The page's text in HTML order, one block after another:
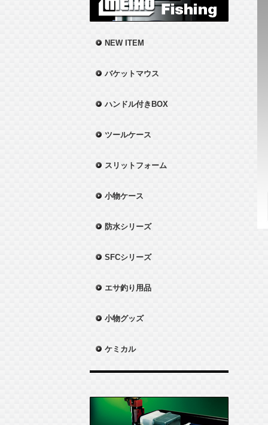
NEW ITEM
バケットマウス
ハンドル付きBOX
ツールケース
スリットフォーム
小物ケース
防水シリーズ
SFCシリーズ
エサ釣り用品
小物グッズ
ケミカル